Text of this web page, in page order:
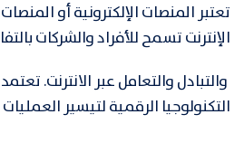
تعتبر المنصات الإلكترونية أو
الإنترنت تسمح للأفراد والشركات
والتبادل والتعامل عبر الانترنت.
التكنولوجيا الرقمية لتيسير